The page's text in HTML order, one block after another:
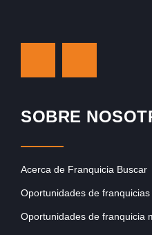
SOBRE
Acerca de Franquicia Buscar
Oportunidades de
Oportunidades de franquicia